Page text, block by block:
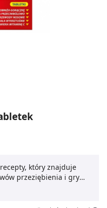
który znajduje
przeziębienia i grypy.
aktywnych w